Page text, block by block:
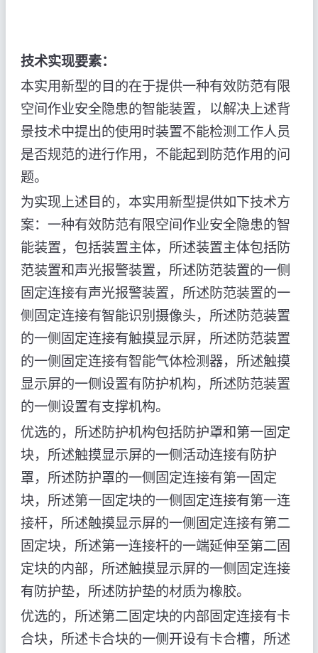
技术实现要素：
本实用新型的目的在于提供一种有效防范有限
空间作业安全隐患的智能装置，以解决上述背
景技术中提出的使用时装置不能检测工作人员
是否规范的进行作用，不能起到防范作用的问
题。
为实现上述目的，本实用新型提供如下技术方
案：一种有效防范有限空间作业安全隐患的智
能装置，包括装置主体，所述装置主体包括防
范装置和声光报警装置，所述防范装置的一侧
固定连接有声光报警装置，所述防范装置的一
侧固定连接有智能识别摄像头，所述防范装置
的一侧固定连接有触摸显示屏，所述防范装置
的一侧固定连接有智能气体检测器，所述触摸
显示屏的一侧设置有防护机构，所述防范装置
的一侧设置有支撑机构。
优选的，所述防护机构包括防护罩和第一固定
块，所述触摸显示屏的一侧活动连接有防护
罩，所述防护罩的一侧固定连接有第一固定
块，所述第一固定块的一侧固定连接有第一连
接杆，所述触摸显示屏的一侧固定连接有第二
固定块，所述第一连接杆的一端延伸至第二固
定块的内部，所述触摸显示屏的一侧固定连接
有防护垫，所述防护垫的材质为橡胶。
优选的，所述第二固定块的内部固定连接有卡
合块，所述卡合块的一侧开设有卡合槽，所述